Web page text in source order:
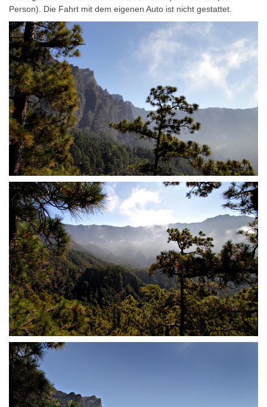
Person). Die Fahrt mit dem eigenen Auto ist nicht gestattet.